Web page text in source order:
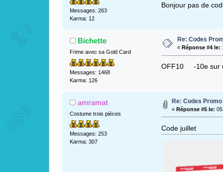
Messages: 263
Karma: 12
Bonjour pas de
Bichette
Frime avec sa Gold Card
Messages: 1468
Karma: 126
Re: Codes
« Réponse #4 le:
OFF10 -10e sur
amramat
Costume trois pièces
Messages: 253
Karma: 307
Re: Codes
« Réponse #5 le:
Code juillet